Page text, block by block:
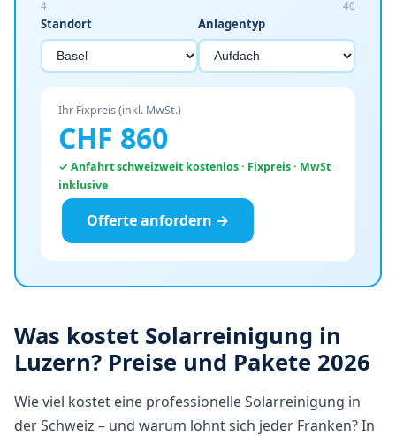
4 40
Standort Anlagentyp
Ihr Fixpreis (inkl. MwSt.)
CHF 860
✓ Anfahrt schweizweit kostenlos · Fixpreis · MwSt
inklusive
Offerte anfordern →
Was kostet Solarreinigung in
Luzern? Preise und Pakete 2026
Wie viel kostet eine professionelle Solarreinigung in
der Schweiz – und warum lohnt sich jeder Franken? In